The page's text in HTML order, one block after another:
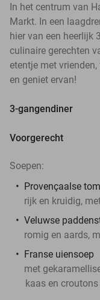
In het centrum van
Markt. In een
hier van een heerlijk
culinaire gerechten
etentje met
en geniet ervan!
3-gangendiner
Voorgerecht
Soepen:
Provençaalse
rijk en kruidig,
Veluwse
romig en aards,
Franse uiensoep
met
kaas en croutons